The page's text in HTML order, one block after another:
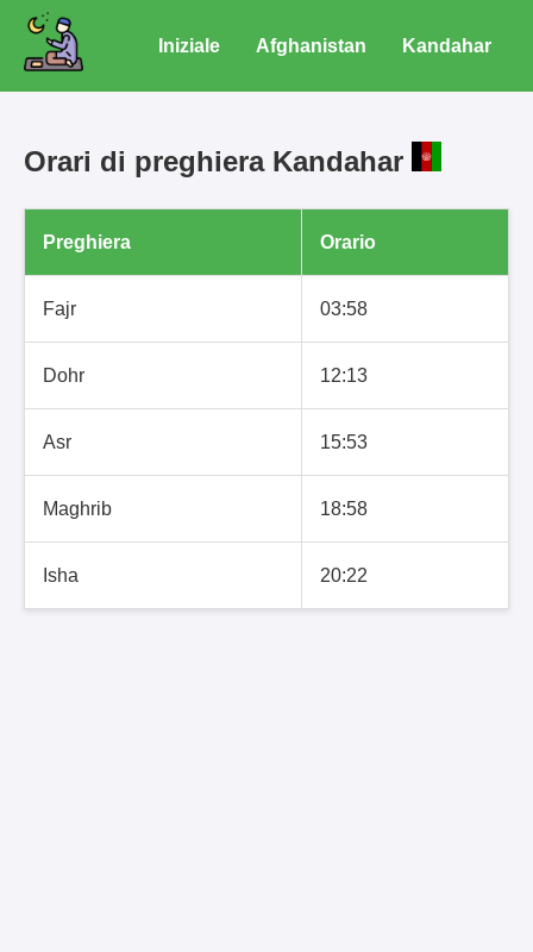
Iniziale Afghanistan Kandahar
Orari di preghiera Kandahar
Preghiera Orario
Fajr 03:58
Dohr 12:13
Asr 15:53
Maghrib 18:58
Isha 20:22